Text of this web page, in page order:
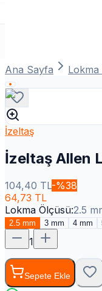
Ana Sayfa
İzeltaş
İzeltaş Allen
104,40 TL-%38
64,73 TL
Lokma Ölçüsü:2.5
2.5 mm 3 mm 4 mm
1
Sepete Ekle